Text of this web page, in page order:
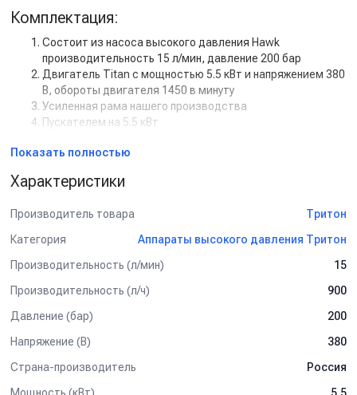
Комплектация:
Состоит из насоса высокого давления Hawk
производительность 15 л/мин, давление 200 бар
Двигатель Titan с мощностью 5.5 кВт и напряжением 380
В, обороты двигателя 1450 в минуту
Усиленная рама нашего производства
Пускателем на 5.5 кВт
Дополнительная комплектация:
Манометр
до 50 сек)
Кнопкой на 12В для установки на стену.
Рама на колесах
Барабан для шланга от 10 м до 50 м
Пенокомплект
Шланг высокого давления от 1 м до 50 м
Система пескоструй
Спектр применения:
Показать полностью
Характеристики
Производитель товара
Тритон
Категория
Аппараты высокого давления Тритон
Производительность (л/мин)
15
Производительность (л/ч)
900
Давление (бар)
200
Напряжение (В)
380
Страна-производитель
Россия
Мощность (кВт)